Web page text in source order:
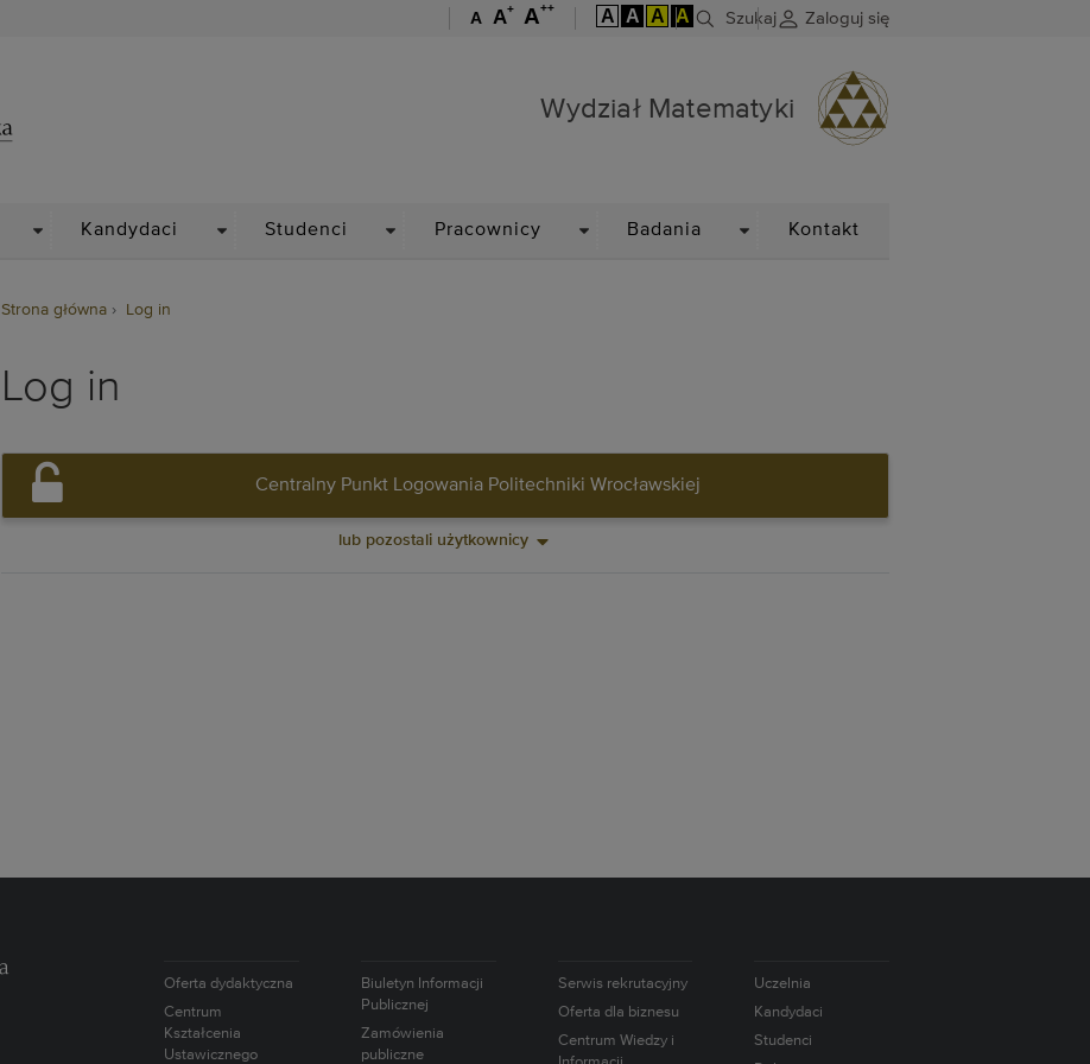
A A+ A++ A A A A Szukaj Zaloguj się
Wydział Matematyki
Kandydaci Studenci Pracownicy Badania Kontakt
Strona główna Log in
Log in
Centralny Punkt Logowania Politechniki Wrocławskiej
lub pozostali użytkownicy
Oferta dydaktyczna
Centrum
Kształcenia
Ustawicznego
Biuletyn Informacji
Publicznej
Zamówienia
publiczne
Serwis rekrutacyjny
Oferta dla biznesu
Centrum Wiedzy i
Uczelnia
Kandydaci
Studenci